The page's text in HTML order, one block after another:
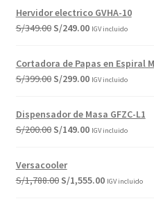
original
era:
actual
Hervidor electrico GVHA-10
S/349.00 El
original
era:
S/249.00El
es:
IGV incluido
Cortadora de Papas en Espiral
S/399.00 El
original
era:
S/299.00El
actual
es:
IGV incluido
Dispensador de Masa GFZC-L1
S/200.00 El
original
era:
S/200.00.
S/149.00El
es:
IGV incluido
Versacooler
S/1,788.00 El
S/1,555.00ElIGV incluido